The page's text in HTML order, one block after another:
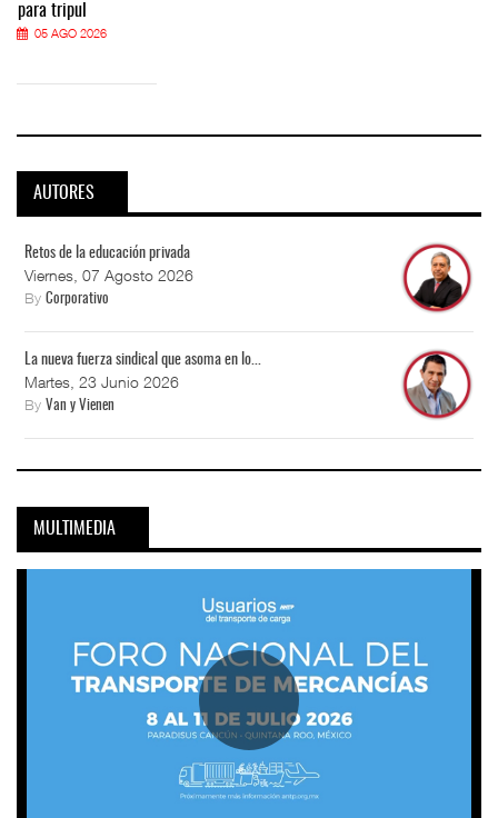
para tripul
05 AGO 2026
AUTORES
Retos de la educación privada
Viernes, 07 Agosto 2026
By Corporativo
La nueva fuerza sindical que asoma en lo...
Martes, 23 Junio 2026
By Van y Vienen
MULTIMEDIA